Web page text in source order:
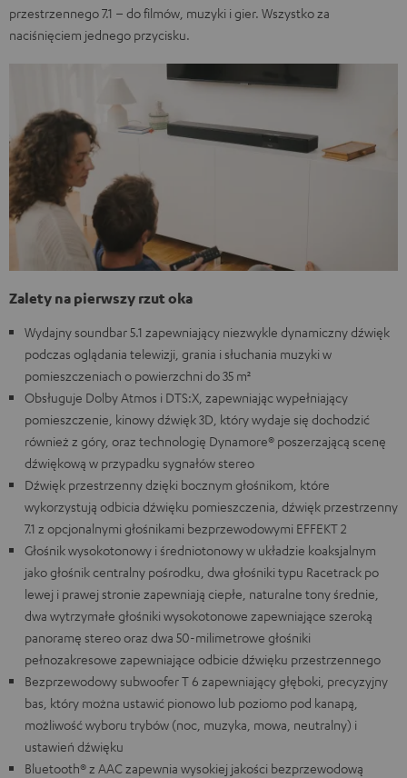
przestrzennego 7.1 – do filmów, muzyki i gier. Wszystko za
naciśnięciem jednego przycisku.
Zalety na pierwszy rzut oka
Wydajny soundbar 5.1 zapewniający niezwykle dynamiczny dźwięk
podczas oglądania telewizji, grania i słuchania muzyki w
pomieszczeniach o powierzchni do 35 m²
Obsługuje Dolby Atmos i DTS:X, zapewniając wypełniający
pomieszczenie, kinowy dźwięk 3D, który wydaje się dochodzić
również z góry, oraz technologię Dynamore® poszerzającą scenę
dźwiękową w przypadku sygnałów stereo
Dźwięk przestrzenny dzięki bocznym głośnikom, które
wykorzystują odbicia dźwięku pomieszczenia, dźwięk przestrzenny
7.1 z opcjonalnymi głośnikami bezprzewodowymi EFFEKT 2
Głośnik wysokotonowy i średniotonowy w układzie koaksjalnym
jako głośnik centralny pośrodku, dwa głośniki typu Racetrack po
lewej i prawej stronie zapewniają ciepłe, naturalne tony średnie,
dwa wytrzymałe głośniki wysokotonowe zapewniające szeroką
panoramę stereo oraz dwa 50-milimetrowe głośniki
pełnozakresowe zapewniające odbicie dźwięku przestrzennego
Bezprzewodowy subwoofer T 6 zapewniający głęboki, precyzyjny
bas, który można ustawić pionowo lub poziomo pod kanapą,
możliwość wyboru trybów (noc, muzyka, mowa, neutralny) i
ustawień dźwięku
Bluetooth® z AAC zapewnia wysokiej jakości bezprzewodową